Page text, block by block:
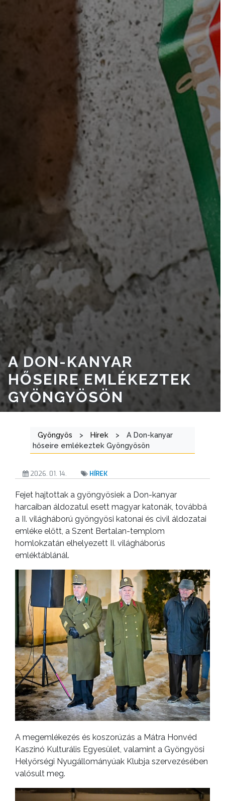
ÁTLÁTHATÓSÁG
ÖNKORMÁNYZATI
NYOMTATVÁNYOK
TESTÜLETI
KISTÉRSÉG
GYÖNGYÖS
A DON-KANYAR
HŐSEIRE EMLÉKEZTEK
GYÖNGYÖSÖN
Gyöngyös > Hírek >
A Don-kanyar
hőseire emlékeztek Gyöngyösön
2026. 01. 14. HÍREK
Fejet hajtottak a gyöngyösiek a Don-kanyar
harcaiban áldozatul esett magyar katonák, továbbá
a II. világháború gyöngyösi katonai és civil áldozatai
emléke előtt, a Szent Bertalan-templom
homlokzatán elhelyezett II. világháborús
emléktáblánál.
A megemlékezés és koszorúzás a Mátra Honvéd
Kaszinó Kulturális Egyesület, valamint a Gyöngyösi
Helyőrségi Nyugállományúak Klubja szervezésében
valósult meg.